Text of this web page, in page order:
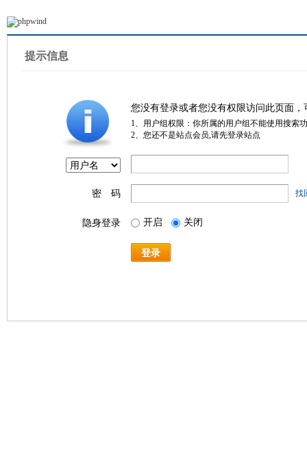
提示信息
您没有登录或者您没有权限访问此页面
1、用户组权限：你所属的用户组不能使用搜索
2、您还不是站点会员,请先登录站点
密 码 找
隐身登录 开启 关闭
登录